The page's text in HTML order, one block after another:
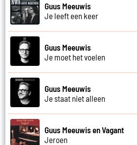
Guus Meeuwis
Je leeft een keer
Guus Meeuwis
Je moet het voelen
Guus Meeuwis
Je staat niet alleen
Guus Meeuwis en Vagant
Jeroen